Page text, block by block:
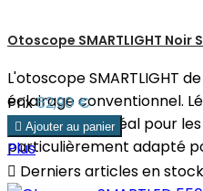
Otoscope SMARTLIGHT Noir
L'otoscope SMARTLIGHT
éclairage conventionnel.
otoscope est idéal pour
particulièrement adapté
Prix62,90 €
 Ajouter au panier
Plus
 Derniers articles en stock